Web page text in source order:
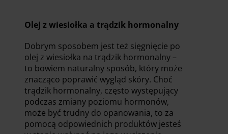
Olej z wiesiołka a trądzik hormonalny
Dobrym sposobem jest też sięgnięcie po
olej z wiesiołka na trądzik hormonalny –
to bowiem naturalny sposób, który może
znacząco poprawić wygląd skóry. Choć
trądzik hormonalny, często występujący
podczas zmiany poziomu hormonów,
może być trudny do opanowania, to za
pomocą odpowiednich produktów jesteś